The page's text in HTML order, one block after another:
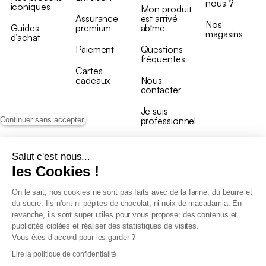
Continuer sans accepter
Salut c'est nous...
les Cookies !
On le sait, nos cookies ne sont pas faits avec de la farine, du beurre et
du sucre. Ils n’ont ni pépites de chocolat, ni noix de macadamia. En
revanche, ils sont super utiles pour vous proposer des contenus et
publicités ciblées et réaliser des statistiques de visites.
Vous êtes d’accord pour les garder ?
Lire la politique de confidentialité
iconiques
Guides
d’achat
Assurance
premium
Paiement
Cartes
cadeaux
Mon produit
est arrivé
abîmé
Questions
fréquentes
Nous
contacter
Je suis
professionnel
nous ?
Nos
magasins
Conditions générales de vente
Conditions générales du programme de fidélité
Charte de données personnelles
Conditions générales de vente Pro
Déclaration d’accessibilité